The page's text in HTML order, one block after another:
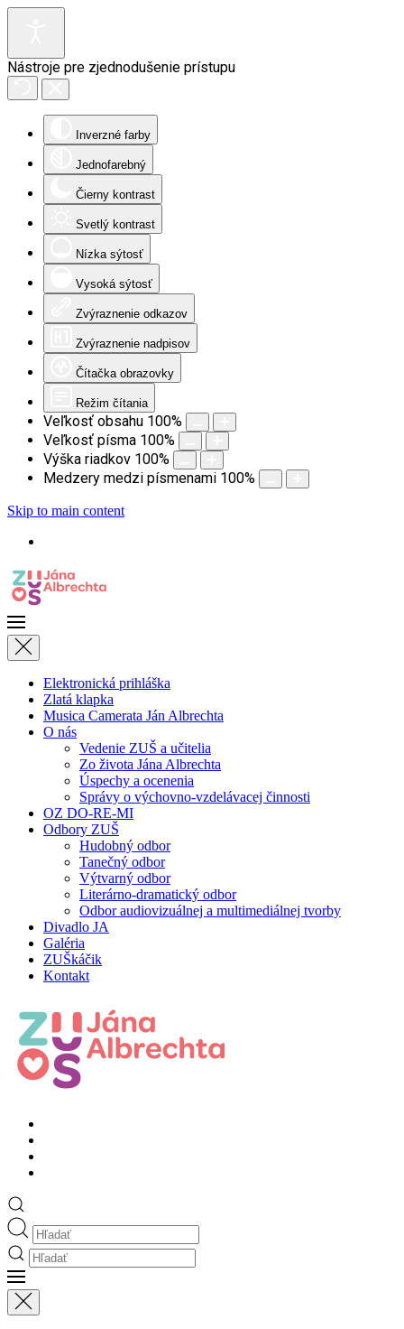
Nástroje pre zjednodušenie prístupu
Inverzné farby
Jednofarebný
Čierny kontrast
Svetlý kontrast
Nízka sýtosť
Vysoká sýtosť
Zvýraznenie odkazov
Zvýraznenie nadpisov
Čítačka obrazovky
Režim čítania
Veľkosť obsahu 100%
Veľkosť písma 100%
Výška riadkov 100%
Medzery medzi písmenami 100%
Skip to main content
Elektronická prihláška
Zlatá klapka
Musica Camerata Ján Albrechta
O nás
Vedenie ZUŠ a učitelia
Zo života Jána Albrechta
Úspechy a ocenenia
Správy o výchovno-vzdelávacej činnosti
OZ DO-RE-MI
Odbory ZUŠ
Hudobný odbor
Tanečný odbor
Výtvarný odbor
Literárno-dramatický odbor
Odbor audiovizuálnej a multimediálnej tvorby
Divadlo JA
Galéria
ZUŠkáčik
Kontakt